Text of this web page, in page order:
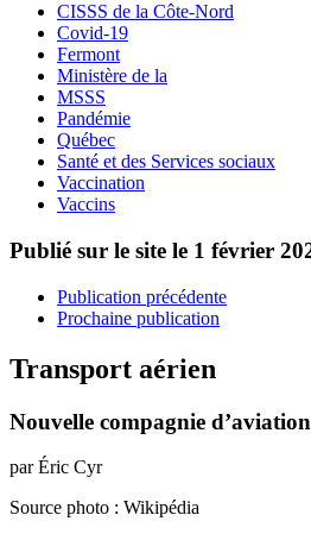
CISSS de la Côte-Nord
Covid-19
Fermont
Ministère de la
MSSS
Pandémie
Québec
Santé et des Services sociaux
Vaccination
Vaccins
Publié sur le site le 1 février
Publication précédente
Prochaine publication
Transport aérien
Nouvelle compagnie
par Éric Cyr
Source photo : Wikipédia